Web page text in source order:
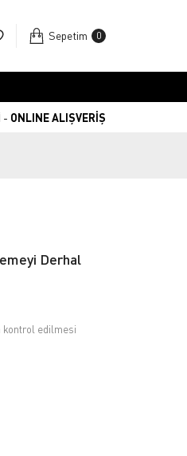
Sepetim 0
- ONLINE ALIŞVERİŞ
Derhal
kontrol edilmesi